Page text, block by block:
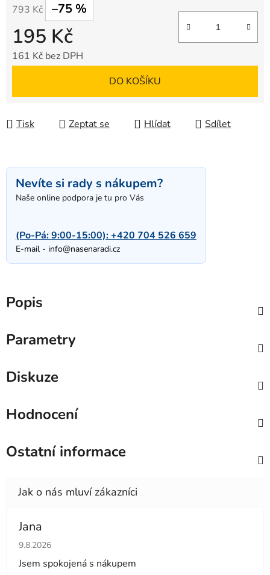
793 Kč –75 %
195 Kč
161 Kč bez DPH
DO KOŠÍKU
Tisk Zeptat se Hlídat Sdílet
Nevíte si rady s nákupem?
Naše online podpora je tu pro Vás
(Po-Pá: 9:00-15:00):+420 704 526 659
E-mail - info@nasenaradi.cz
Popis
Parametry
Diskuze
Hodnocení
Ostatní informace
Jana
Hodnocení obchodu je 5 z 5 hvězdiček.
9.8.2026
Jsem spokojená s nákupem